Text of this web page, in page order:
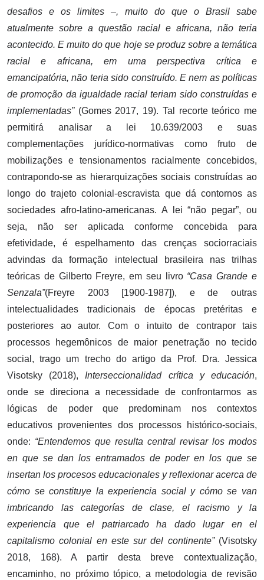
desafios e os limites –, muito do que o Brasil sabe
atualmente sobre a questão racial e africana, não teria
acontecido. E muito do que hoje se produz sobre a temática
racial e africana, em uma perspectiva crítica e
emancipatória, não teria sido construído. E nem as políticas
de promoção da igualdade racial teriam sido construídas e
implementadas”(Gomes 2017, 19). Tal recorte teórico me
permitirá analisar a lei 10.639/2003 e suas
complementações jurídico-normativas como fruto de
mobilizações e tensionamentos racialmente concebidos,
contrapondo-se as hierarquizações sociais construídas ao
longo do trajeto colonial-escravista que dá contornos as
sociedades afro-latino-americanas. A lei “não pegar”, ou
seja, não ser aplicada conforme concebida para
efetividade, é espelhamento das crenças sociorraciais
advindas da formação intelectual brasileira nas trilhas
teóricas de Gilberto Freyre, em seu livro “Casa Grande e
Senzala”(Freyre 2003 [1900-1987]), e de outras
intelectualidades tradicionais de épocas pretéritas e
posteriores ao autor. Com o intuito de contrapor tais
processos hegemônicos de maior penetração no tecido
social, trago um trecho do artigo da Prof. Dra. Jessica
Visotsky (2018), Interseccionalidad crítica y educación,
onde se direciona a necessidade de confrontarmos as
lógicas de poder que predominam nos contextos
educativos provenientes dos processos histórico-sociais,
onde: “Entendemos que resulta central revisar los modos
en que se dan los entramados de poder en los que se
insertan los procesos educacionales y reflexionar acerca de
cómo se constituye la experiencia social y cómo se van
imbricando las categorías de clase, el racismo y la
experiencia que el patriarcado ha dado lugar en el
capitalismo colonial en este sur del continente”(Visotsky
2018, 168). A partir desta breve contextualização,
encaminho, no próximo tópico, a metodologia de revisão